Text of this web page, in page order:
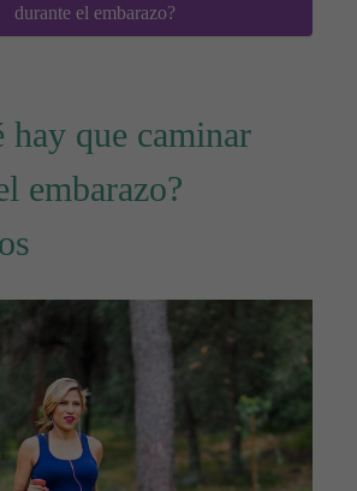
durante el embarazo?
hay que caminar
embarazo?